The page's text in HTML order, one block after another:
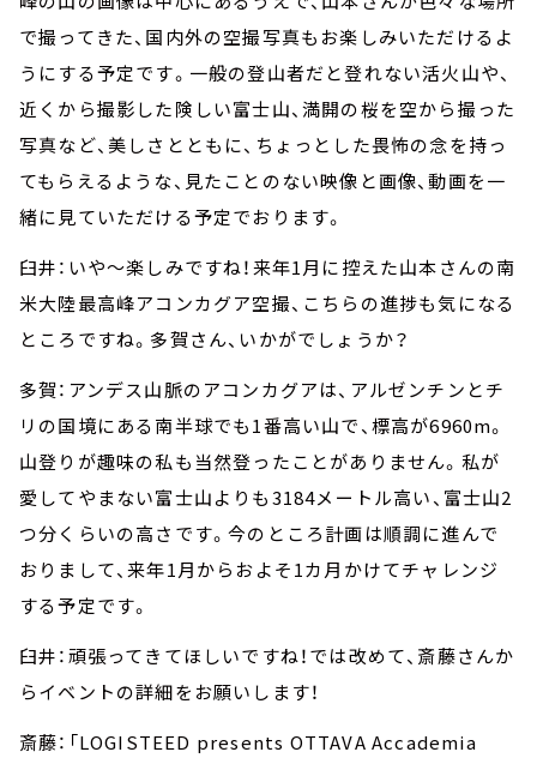
で撮ってきた、国内外の空撮写真もお楽しみいただけるよ
うにする予定です。一般の登山者だと登れない活火山や、
近くから撮影した険しい富士山、満開の桜を空から撮った
写真など、美しさとともに、ちょっとした畏怖の念を持っ
てもらえるような、見たことのない映像と画像、動画を一
緒に見ていただける予定でおります。
臼井：いや～楽しみですね！来年1月に控えた山本さんの南
米大陸最高峰アコンカグア空撮、こちらの進捗も気になる
ところですね。多賀さん、いかがでしょうか？
多賀：アンデス山脈のアコンカグアは、アルゼンチンとチ
リの国境にある南半球でも1番高い山で、標高が6960m。
山登りが趣味の私も当然登ったことがありません。私が
愛してやまない富士山よりも3184メートル高い、富士山2
つ分くらいの高さです。今のところ計画は順調に進んで
おりまして、来年1月からおよそ1カ月かけてチャレンジ
する予定です。
臼井：頑張ってきてほしいですね！では改めて、斎藤さんか
らイベントの詳細をお願いします！
斎藤：「LOGISTEED presents OTTAVA Accademia